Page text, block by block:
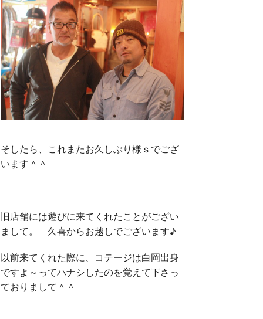
そしたら、これまたお久しぶり様ｓでござ
います＾＾
旧店舗には遊びに来てくれたことがござい
まして。 久喜からお越しでございます♪
以前来てくれた際に、コテージは白岡出身
ですよ～ってハナシしたのを覚えて下さっ
ておりまして＾＾